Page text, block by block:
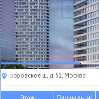
Боровское ш, д 51, Москва
2